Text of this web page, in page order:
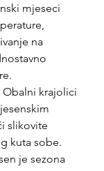
mjeseci
na
Obalni krajolici
slikovite
kuta sobe.
je sezona